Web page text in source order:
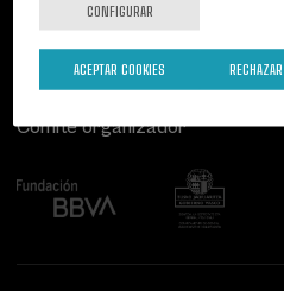
Comité organizador
CONFIGURAR
ACEPTAR COOKIES